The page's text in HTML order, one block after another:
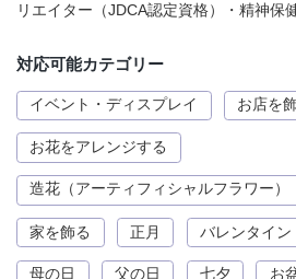
リエイター（JDCA認定資格）・精神保
対応可能カテゴリー
イベント・ディスプレイ お店を
お花をアレンジする
造花（アーティフィシャルフラワー）
家を飾る 正月 バレンタイン
母の日 父の日 七夕 お